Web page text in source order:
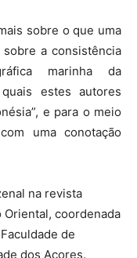
sobre o que uma
a consistência
marinha da
estes autores
e para o meio
uma conotação
na revista
coordenada
de
dos Açores.